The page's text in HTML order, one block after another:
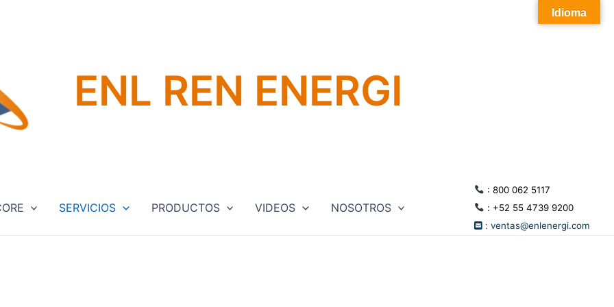
ENL REN ENERGI
SERVICIOS PRODUCTOS VIDEOS NOSOTROS
:800 062 5117
: +52 55 4739 9200
: ventas@enlenergi.com
Idioma